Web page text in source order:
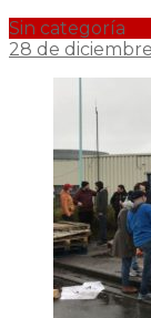
Sin categoría
28 de